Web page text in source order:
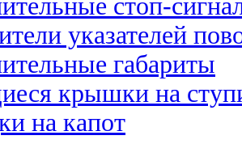
стоп-
указателей
габариты
крышки на
на капот